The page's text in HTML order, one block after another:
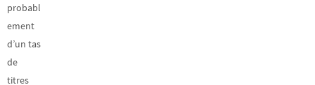
probabl
ement
d’un tas
de
titres